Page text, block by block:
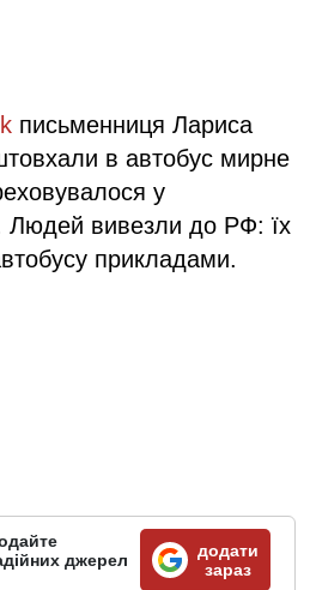
письменниця Лариса
в автобус мирне
у
Людей вивезли до РФ: їх
прикладами.
джерел
додати
зараз